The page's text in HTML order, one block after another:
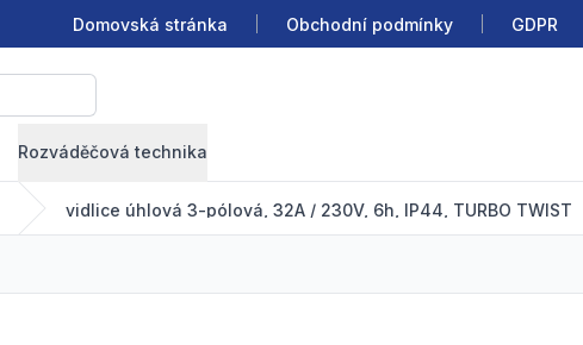
Domovská stránka Obchodní podmínky GDPR
Rozváděčová technika
vidlice úhlová 3-pólová, 32A / 230V, 6h, IP44, TURBO TWIST